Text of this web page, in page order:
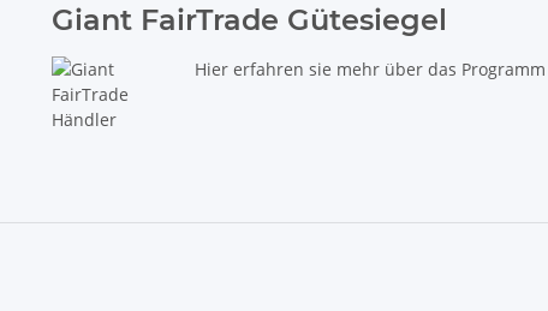
Giant FairTrade Gütesiegel
Hier erfahren sie mehr über das